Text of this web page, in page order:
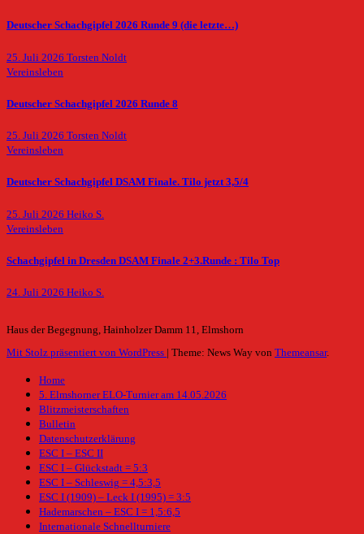
Deutscher Schachgipfel 2026 Runde 9 (die letzte…)
25. Juli 2026 Torsten Noldt
Vereinsleben
Deutscher Schachgipfel 2026 Runde 8
25. Juli 2026 Torsten Noldt
Vereinsleben
Deutscher Schachgipfel DSAM Finale. Tilo jetzt 3,5/4
25. Juli 2026 Heiko S.
Vereinsleben
Schachgipfel in Dresden DSAM Finale 2+3.Runde : Tilo Top
24. Juli 2026 Heiko S.
Haus der Begegnung, Hainholzer Damm 11, Elmshorn
Mit Stolz präsentiert von WordPress | Theme: News Way von Themeansar.
Home
5. Elmshorner ELO-Turnier am 14.05.2026
Blitzmeisterschaften
Bulletin
Datenschutzerklärung
ESC I – ESC II
ESC I – Glückstadt = 5:3
ESC I – Schleswig = 4,5:3,5
ESC I (1909) – Leck I (1995) = 3:5
Hademarschen – ESC I = 1,5:6,5
Internationale Schnellturniere